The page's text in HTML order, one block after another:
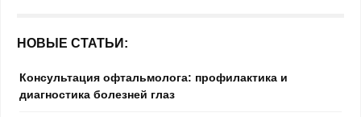
НОВЫЕ СТАТЬИ:
Консультация офтальмолога: профилактика и
диагностика болезней глаз